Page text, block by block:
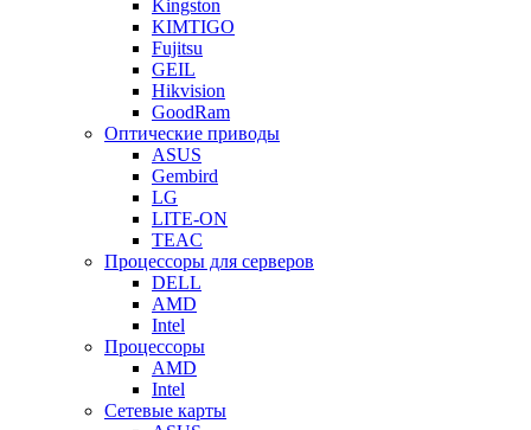
Kingston
KIMTIGO
Fujitsu
GEIL
Hikvision
GoodRam
Оптические приводы
ASUS
Gembird
LG
LITE-ON
TEAC
Процессоры для серверов
DELL
AMD
Intel
Процессоры
AMD
Intel
Сетевые карты